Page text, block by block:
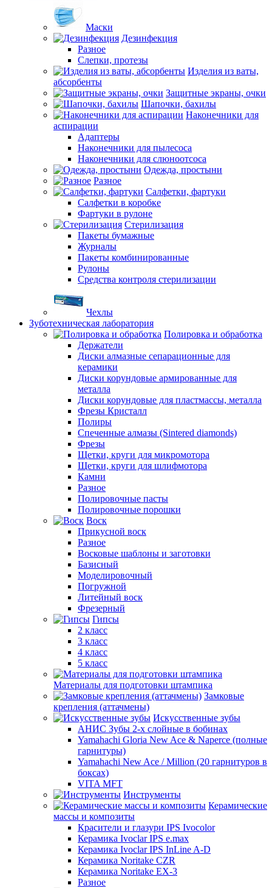
Маски
Дезинфекция
Разное
Слепки, протезы
Изделия из ваты,
абсорбенты
Защитные экраны, очки
Шапочки, бахилы
Наконечники для
аспирации
Адаптеры
Наконечники для пылесоса
Наконечники для слюноотсоса
Одежда, простыни
Разное
Салфетки, фартуки
Салфетки в коробке
Фартуки в рулоне
Стерилизация
Пакеты бумажные
Журналы
Пакеты комбинированные
Рулоны
Средства контроля стерилизации
Чехлы
Зуботехническая лаборатория
Полировка и обработка
Держатели
Диски алмазные сепарационные для
керамики
Диски корундовые армированные для
металла
Диски корундовые для пластмассы, металла
Фрезы Кристалл
Полиры
Спеченные алмазы (Sintered diamonds)
Фрезы
Щетки, круги для микромотора
Щетки, круги для шлифмотора
Камни
Разное
Полировочные пасты
Полировочные порошки
Воск
Прикусной воск
Разное
Восковые шаблоны и заготовки
Базисный
Моделировочный
Погружной
Литейный воск
Фрезерный
Гипсы
2 класс
3 класс
4 класс
5 класс
Материалы для подготовки штампика
Замковые
крепления (аттачмены)
Искусственные зубы
АНИС Зубы 2-х слойные в бобинах
Yamahachi Gloria New Ace & Naperce (полные
гарнитуры)
Yamahachi New Ace / Million (20 гарнитуров в
боксах)
VITA MFT
Инструменты
Керамические
массы и композиты
Красители и глазури IPS Ivocolor
Керамика Ivoclar IPS e.max
Керамика Ivoclar IPS InLine A-D
Керамика Noritake CZR
Керамика Noritake EX-3
Разное